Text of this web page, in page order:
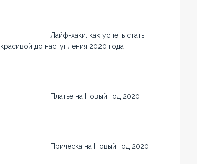
Лайф-хаки: как успеть стать
красивой до наступления 2020 года
Платье на Новый год 2020
Причёска на Новый год 2020